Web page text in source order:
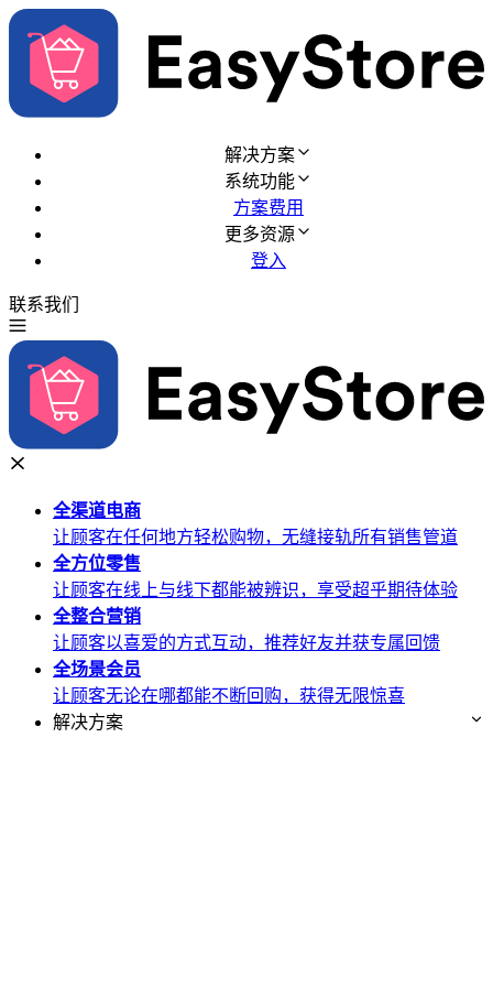
解决方案
系统功能
方案费用
更多资源
登入
联系我们
全渠道电商
让顾客在任何地方轻松购物，无缝接轨所有销售管道
全方位零售
让顾客在线上与线下都能被辨识，享受超乎期待体验
全整合营销
让顾客以喜爱的方式互动，推荐好友并获专属回馈
全场景会员
让顾客无论在哪都能不断回购，获得无限惊喜
解决方案